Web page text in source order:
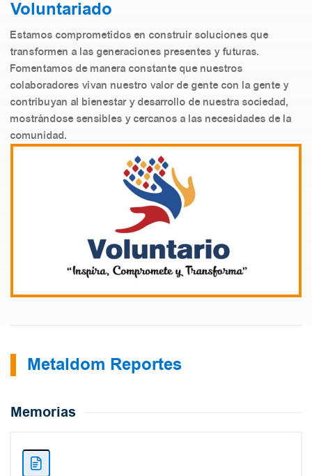
Voluntariado
Estamos comprometidos en construir soluciones que
transformen a las generaciones presentes y futuras.
Fomentamos de manera constante que nuestros
colaboradores vivan nuestro valor de gente con la gente y
contribuyan al bienestar y desarrollo de nuestra sociedad,
mostrándose sensibles y cercanos a las necesidades de la
comunidad.
Metaldom Reportes
Memorias